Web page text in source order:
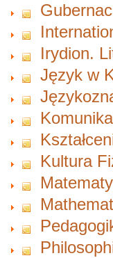
Irydion.
Język w
Kultura